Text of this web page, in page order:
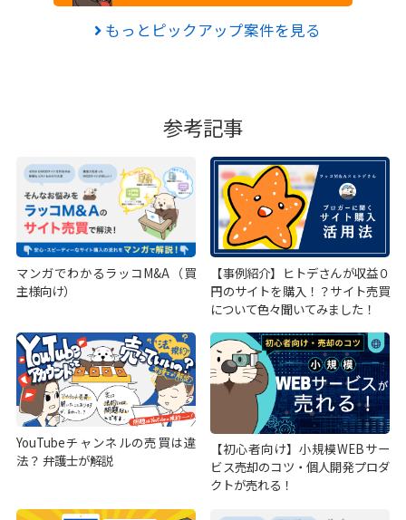
もっとピックアップ案件を見る
参考記事
マンガでわかるラッコM&A（買
主様向け）
【事例紹介】ヒトデさんが収益０
円のサイトを購入！？サイト売買
について色々聞いてみました！
YouTubeチャンネルの売買は違
法？ 弁護士が解説
【初心者向け】小規模WEBサー
ビス売却のコツ・個人開発プロダ
クトが売れる！